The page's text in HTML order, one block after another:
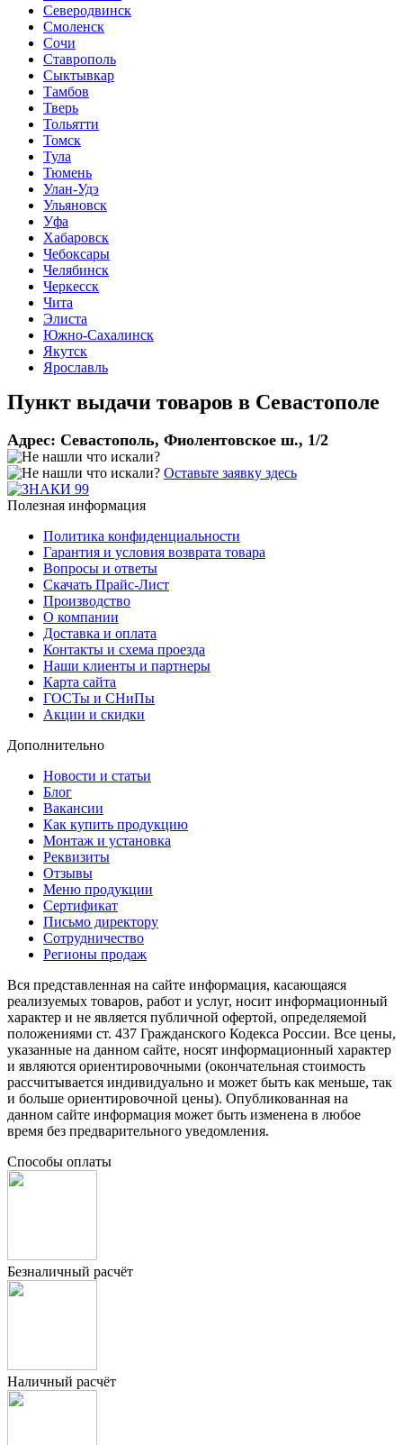
Северодвинск
Смоленск
Сочи
Ставрополь
Сыктывкар
Тамбов
Тверь
Тольятти
Томск
Тула
Тюмень
Улан-Удэ
Ульяновск
Уфа
Хабаровск
Чебоксары
Челябинск
Черкесск
Чита
Элиста
Южно-Сахалинск
Якутск
Ярославль
Пункт выдачи товаров в Севастополе
Адрес: Севастополь, Фиолентовское ш., 1/2
Оставьте заявку здесь
Полезная информация
Политика конфиденциальности
Гарантия и условия возврата товара
Вопросы и ответы
Скачать Прайс-Лист
Производство
О компании
Доставка и оплата
Контакты и схема проезда
Наши клиенты и партнеры
Карта сайта
ГОСТы и СНиПы
Акции и скидки
Дополнительно
Новости и статьи
Блог
Вакансии
Как купить продукцию
Монтаж и установка
Реквизиты
Отзывы
Меню продукции
Сертификат
Письмо директору
Сотрудничество
Регионы продаж
Вся представленная на сайте информация, касающаяся
реализуемых товаров, работ и услуг, носит информационный
характер и не является публичной офертой, определяемой
положениями ст. 437 Гражданского Кодекса России. Все цены,
указанные на данном сайте, носят информационный характер
и являются ориентировочными (окончательная стоимость
рассчитывается индивидуально и может быть как меньше, так
и больше ориентировочной цены). Опубликованная на
данном сайте информация может быть изменена в любое
время без предварительного уведомления.
Способы оплаты
Безналичный расчёт
Наличный расчёт